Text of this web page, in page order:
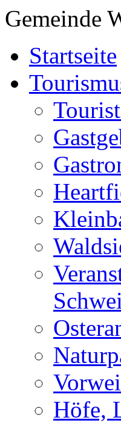
Gemeinde
Startseite
Höfe,